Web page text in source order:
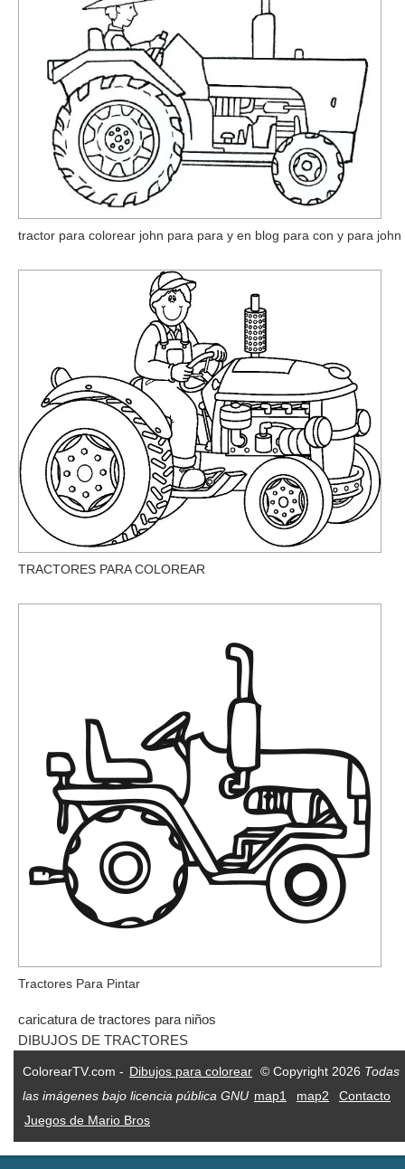
tractor para colorear john para para y en blog para con y para john
TRACTORES PARA COLOREAR
Tractores Para Pintar
caricatura de tractores para niños
DIBUJOS DE TRACTORES
ColorearTV.com - Dibujos para colorear © Copyright 2026 Todas
las imágenes bajo licencia pública GNU map1 map2
Contacto
Juegos de Mario Bros